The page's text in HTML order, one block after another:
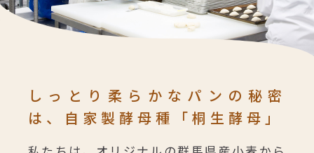
しっとり柔らかなパンの秘密
は、
自家製酵母種「桐生酵母」